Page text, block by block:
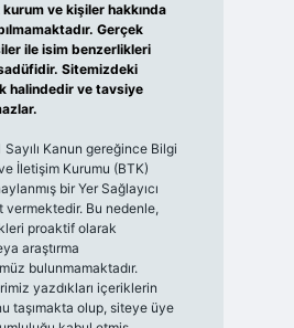
ve kişiler hakkında
Gerçek
ile isim benzerlikleri
Sitemizdeki
halindedir ve tavsiye
Kanun gereğince Bilgi
İletişim Kurumu (BTK)
bir Yer Sağlayıcı
vermektedir. Bu nedenle,
proaktif olarak
araştırma
bulunmamaktadır.
yazdıkları içeriklerin
taşımakta olup, siteye üye